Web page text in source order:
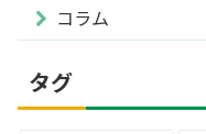
コラム
タグ